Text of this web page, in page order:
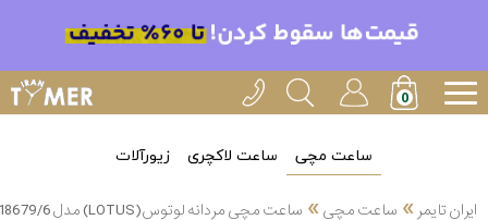
ساعت مچی ساعت لاکچری زیورآلات
ایران تایمر » ساعت مچی» ساعت مچی مردانه لوتوس(LOTUS) مدل L18679/6